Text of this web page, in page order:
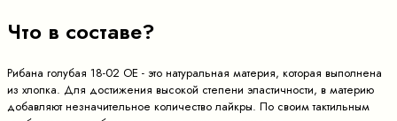
Что в составе?
Рибана голубая 18-02 ОЕ - это натуральная материя, которая выполнена
из хлопка. Для достижения высокой степени эластичности, в материю
добавляют незначительное количество лайкры. По своим тактильным